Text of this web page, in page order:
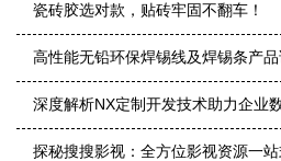
瓷砖胶选对款，贴砖牢固不翻车！
高性能无铅环保焊锡线及焊锡条产
深度解析NX定制开发技术助力企业
探秘搜搜影视：全方位影视资源一